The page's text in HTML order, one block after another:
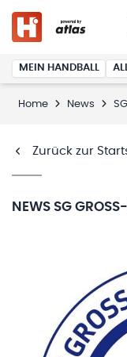
MEIN HANDBALL
Home News
Zurück zur
NEWS SG